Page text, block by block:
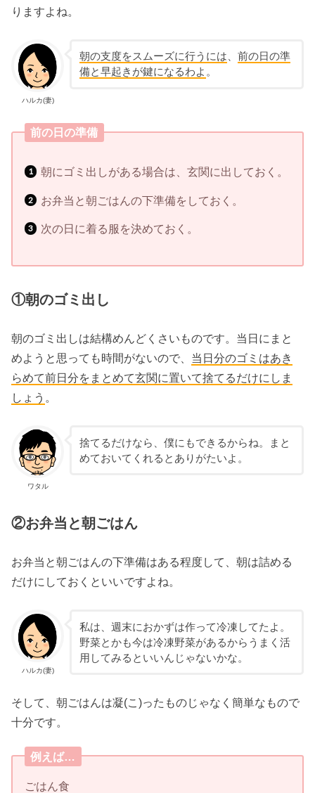
りますよね。
ハルカ(妻)
朝の支度をスムーズに行うには、 前の日の準
備と早起きが鍵になるわよ 。
前の日の準備
朝にゴミ出しがある場合は、玄関に出しておく。
お弁当と朝ごはんの下準備をしておく。
次の日に着る服を決めておく。
①朝のゴミ出し
朝のゴミ出しは結構めんどくさいものです。当日にまと
めようと思っても時間がないので、 当日分のゴミはあき
らめて前日分をまとめて玄関に置いて捨てるだけにしま
しょう 。
ワタル
捨てるだけなら、僕にもできるからね。まと
めておいてくれるとありがたいよ。
②お弁当と朝ごはん
お弁当と朝ごはんの下準備はある程度して、朝は詰める
だけにしておくといいですよね。
ハルカ(妻)
私は、週末におかずは作って冷凍してたよ。
野菜とかも今は冷凍野菜があるからうまく活
用してみるといいんじゃないかな。
そして、朝ごはんは凝(こ)ったものじゃなく簡単なもので
十分です。
例えば…
ごはん食